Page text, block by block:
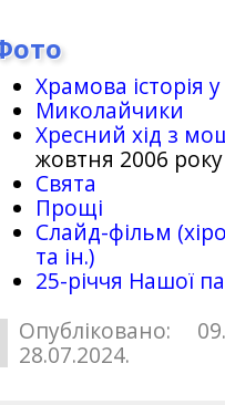
Храмова історія
Миколайчики
Хресний хід з
жовтня 2006 року
Свята
Прощі
Слайд-фільм
та ін.)
25-рiччя Нашої
Опубліковано:
28.07.2024.